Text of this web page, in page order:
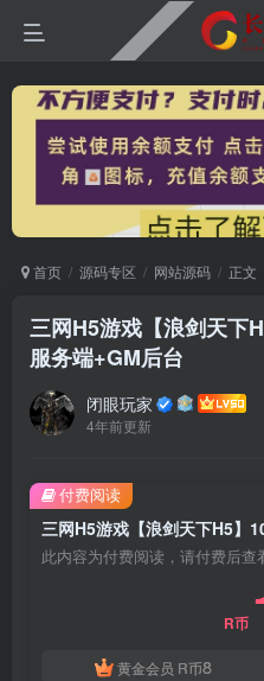
首页 源码专区 网站源码 正文
三网H5游戏【浪剑天下
服务端+GM后台
闭眼玩家
4年前更新
此内容为付费阅读，请付费后查
R币
黄金会员 R币8
付费阅读